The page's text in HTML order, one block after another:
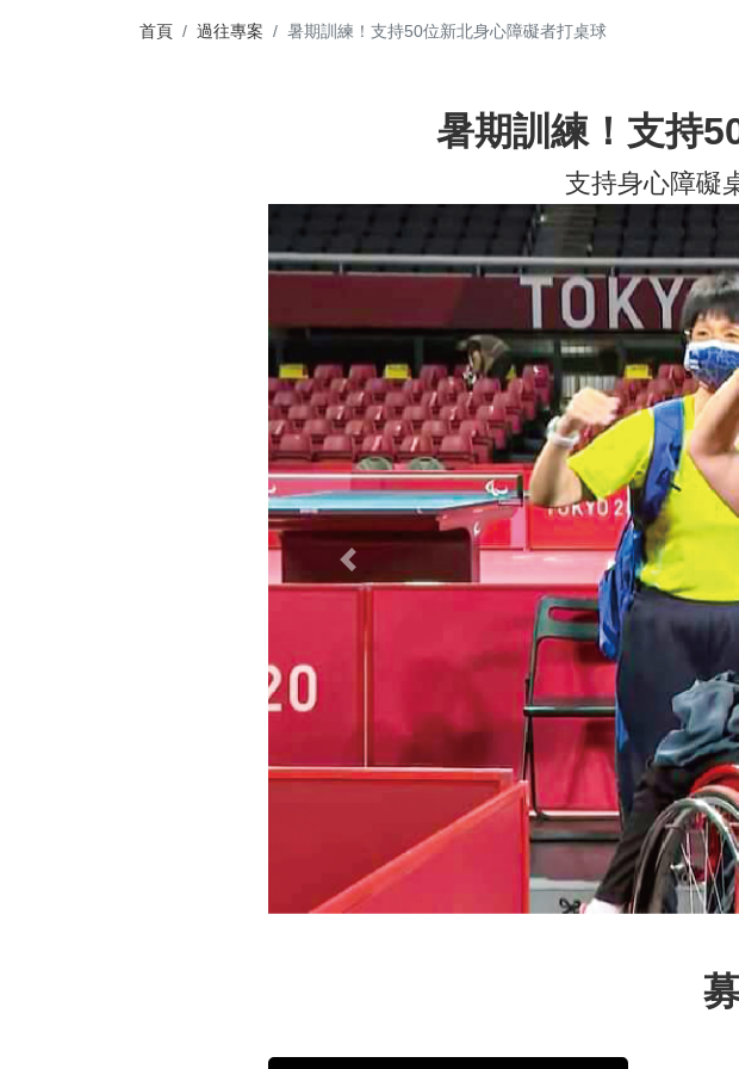
首頁 過往專案 暑期訓練！支持50位新北身心障礙者打桌球
暑期訓練！支持
支持身心障礙
Previous